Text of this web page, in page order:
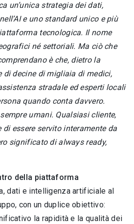
un’unica strategia dei dati,
e uno standard unico e più
tecnologica. Il nome
né settoriali. Ma ciò che
è che, dietro la
di decine di migliaia di medici,
stradale ed esperti locali
quando conta davvero.
umani. Qualsiasi cliente,
di essere servito interamente da
significato di always ready,
della piattaforma
dati e intelligenza artificiale al
con un duplice obiettivo:
la rapidità e la qualità dei